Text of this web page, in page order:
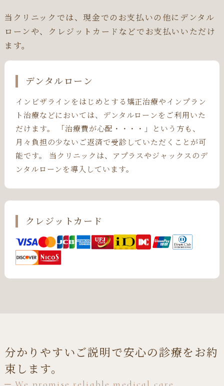
当クリニックでは、現金でのお支払いの他にデンタル
ローンや、クレジットカードなどでお支払いいただけ
ます。
デンタルローン
インビザラインをはじめとする矯正治療やインプラン
ト治療などにおいては、デンタルローンをご利用いた
だけます。 「治療費が心配・・・・」という方も、
月々負担の少ないご返済で受診していただくことが可
能です。 当クリニックは、アプラスやジャックスのデ
ンタルローンを導入しています。
クレジットカード
分かりやすいご説明で安心の診療をお約
束します。